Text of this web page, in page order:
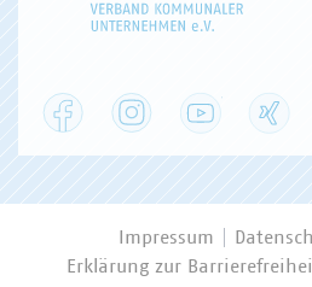
Facebook Instagram YouTube
Impressum
Erklärung zur